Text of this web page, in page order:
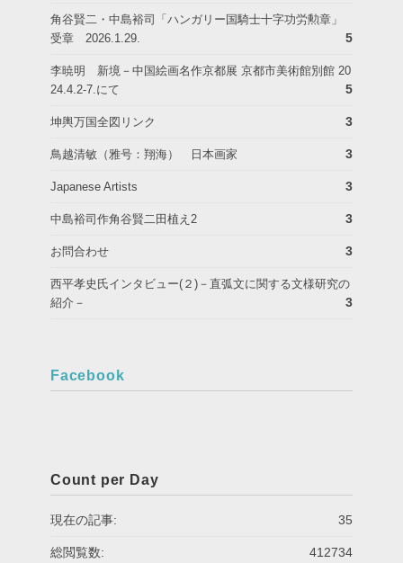
角谷賢二・中島裕司「ハンガリー国騎士十字功労勲章」
受章 2026.1.29.
5
李暁明 新境－中国絵画名作京都展 京都市美術館別館 20
24.4.2-7.にて
5
坤輿万国全図リンク 3
鳥越清敏（雅号：翔海） 日本画家 3
Japanese Artists 3
中島裕司作角谷賢二田植え2 3
お問合わせ 3
西平孝史氏インタビュー(２)－直弧文に関する文様研究の
紹介－
3
Facebook
Count per Day
35
現在の記事:
412734
総閲覧数: